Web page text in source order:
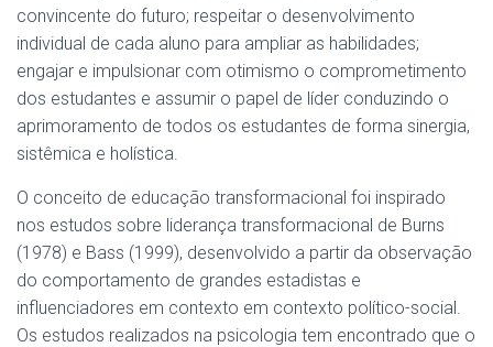
convincente do futuro; respeitar o desenvolvimento
individual de cada aluno para ampliar as habilidades;
engajar e impulsionar com otimismo o comprometimento
dos estudantes e assumir o papel de líder conduzindo o
aprimoramento de todos os estudantes de forma sinergia,
sistêmica e holística.
O conceito de educação transformacional foi inspirado
nos estudos sobre liderança transformacional de Burns
(1978) e Bass (1999), desenvolvido a partir da observação
do comportamento de grandes estadistas e
influenciadores em contexto em contexto político-social.
Os estudos realizados na psicologia tem encontrado que o